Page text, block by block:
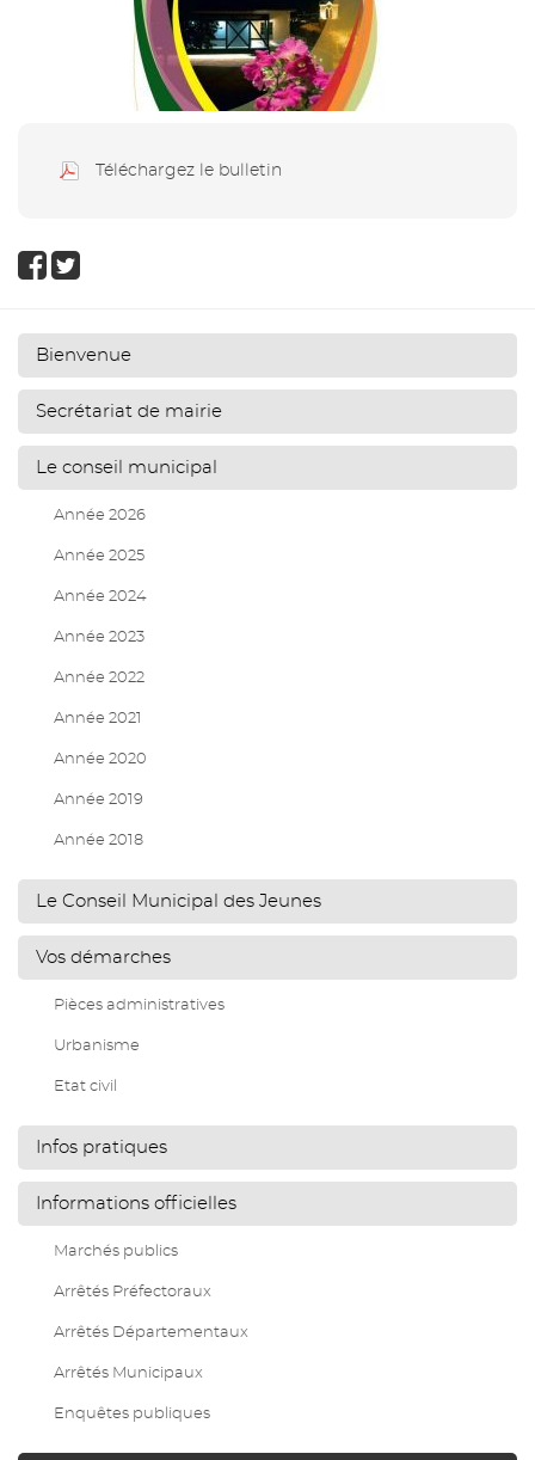
Téléchargez le bulletin
Bienvenue
Secrétariat de mairie
Le conseil municipal
Année 2026
Année 2025
Année 2024
Année 2023
Année 2022
Année 2021
Année 2020
Année 2019
Année 2018
Le Conseil Municipal des Jeunes
Vos démarches
Pièces administratives
Urbanisme
Etat civil
Infos pratiques
Informations officielles
Marchés publics
Arrêtés Préfectoraux
Arrêtés Départementaux
Arrêtés Municipaux
Enquêtes publiques